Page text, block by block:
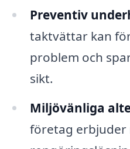
Preventiv
taktvättar kan
problem och
sikt.
Miljövänliga
företag erbjuder